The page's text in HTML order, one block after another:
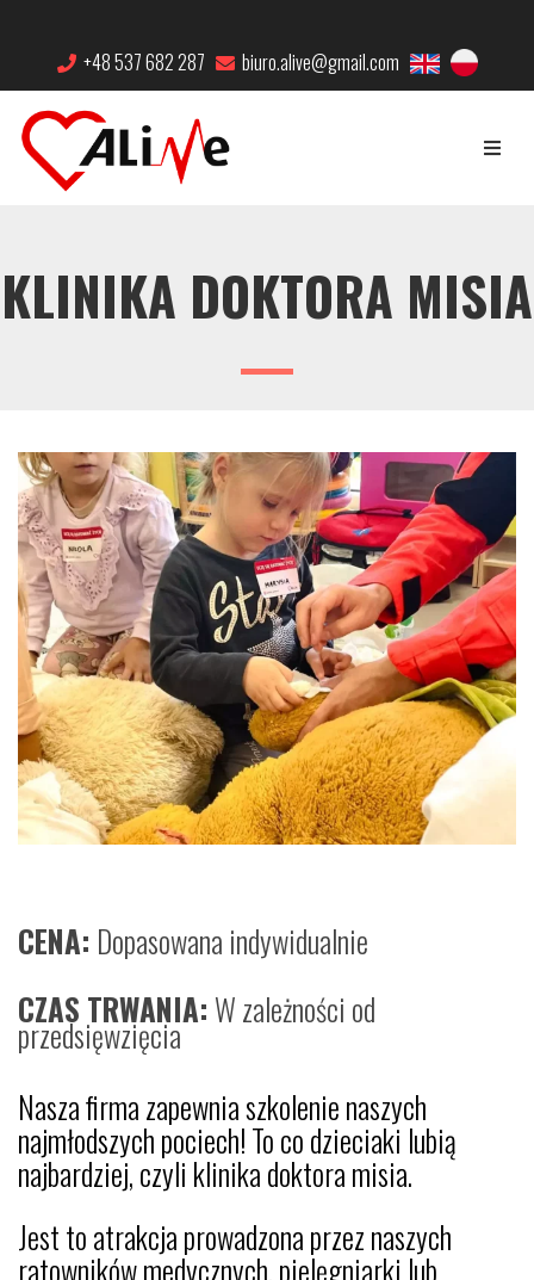
+48 537 682 287 biuro.alive@gmail.com
KLINIKA DOKTORA MISIA
CENA: Dopasowana indywidualnie
CZAS TRWANIA: W zależności od
przedsięwzięcia
Nasza firma zapewnia szkolenie naszych
najmłodszych pociech! To co dzieciaki lubią
najbardziej, czyli klinika doktora misia.
Jest to atrakcja prowadzona przez naszych
ratowników medycznych, pielęgniarki lub